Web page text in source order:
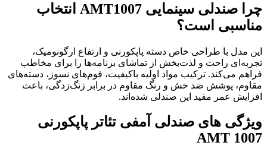
چرا صندلی سینمایی AMT1007 انتخاب
مناسبی است؟
این مدل با طراحی خاص دسته پاپکورنی و ارتفاع ارگونومیک،
تجربه‌ای راحت و لذت‌بخش از تماشای برنامه‌ها را برای مخاطب
فراهم می‌کند. ترکیب مواد اولیه باکیفیت، فوم‌های نسوز، دسته‌های
مقاوم، پوشش ضد خش و رنگ مقاوم در برابر زنگ‌زدگی، باعث
افزایش عمر مفید این صندلی شده‌اند.
ویژگی های صندلی آمفی تئاتر پاپکورنی
AMT 1007